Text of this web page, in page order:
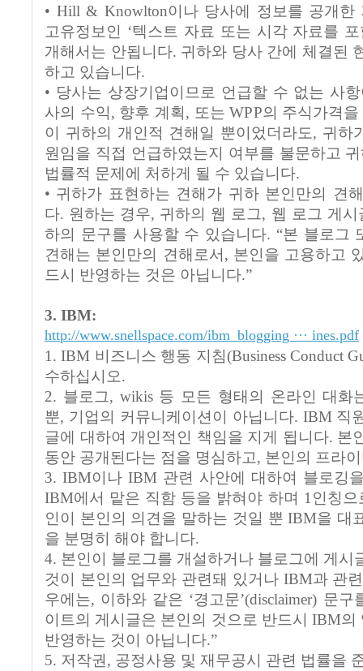
• Hill & Knowlton이나 당사에 정보를 공개한
고유정보인 ‘텍스트 자료 또는 시각 자료를
개해서는 안됩니다. 귀하와 당사 간에 체결된
하고 있습니다.
• 당사는 상장기업이므로 언급할 수 없는 사
사의 수익, 향후 계획, 또는 WPP의 주식가격
이 귀하의 개인적 견해일 뿐이었더라도, 귀
원임을 직접 언급하였는지 여부를 불문하고
법률적 문제에 처하게 될 수 있습니다.
• 귀하가 표현하는 견해가 귀하 본인만의 견
다. 원하는 경우, 귀하의 웹 로그, 웹 로그 게
하의 문구를 사용할 수 있습니다. “본 블로그
견해는 본인만의 견해로서, 본인을 고용하고
드시 반영하는 것은 아닙니다.”
3. IBM:
http://www.snellspace.com/ibm_blogging ··· ines.pdf
1. IBM 비즈니스 행동 지침(Business Conduct
수하십시오.
2. 블로그, wikis 등 모든 형태의 온라인 대화
뿐, 기업의 커뮤니케이션이 아닙니다. IBM 직
글에 대하여 개인적인 책임을 지게 됩니다. 본
동안 공개된다는 점을 명심하고, 본인의 프라
3. IBM이나 IBM 관련 사안에 대하여 블로깅
IBM에서 맡은 직함 등을 밝혀야 하며 1인칭
인이 본인의 의견을 말하는 것일 뿐 IBM을 대
을 분명히 해야 합니다.
4. 본인이 블로그를 개설하거나 블로그에 게시
것이 본인의 업무와 관련돼 있거나 IBM과 관
우에는, 이하와 같은 ‘경고문’(disclaimer) 문
이트의 게시글은 본인의 것으로 반드시 IBM의
반영하는 것이 아닙니다.”
5. 저작권, 공정사용 및 재무공시 관련 법률을